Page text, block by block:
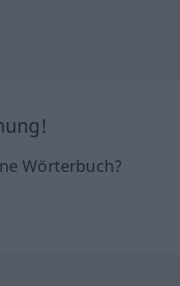
Wörterbuch?